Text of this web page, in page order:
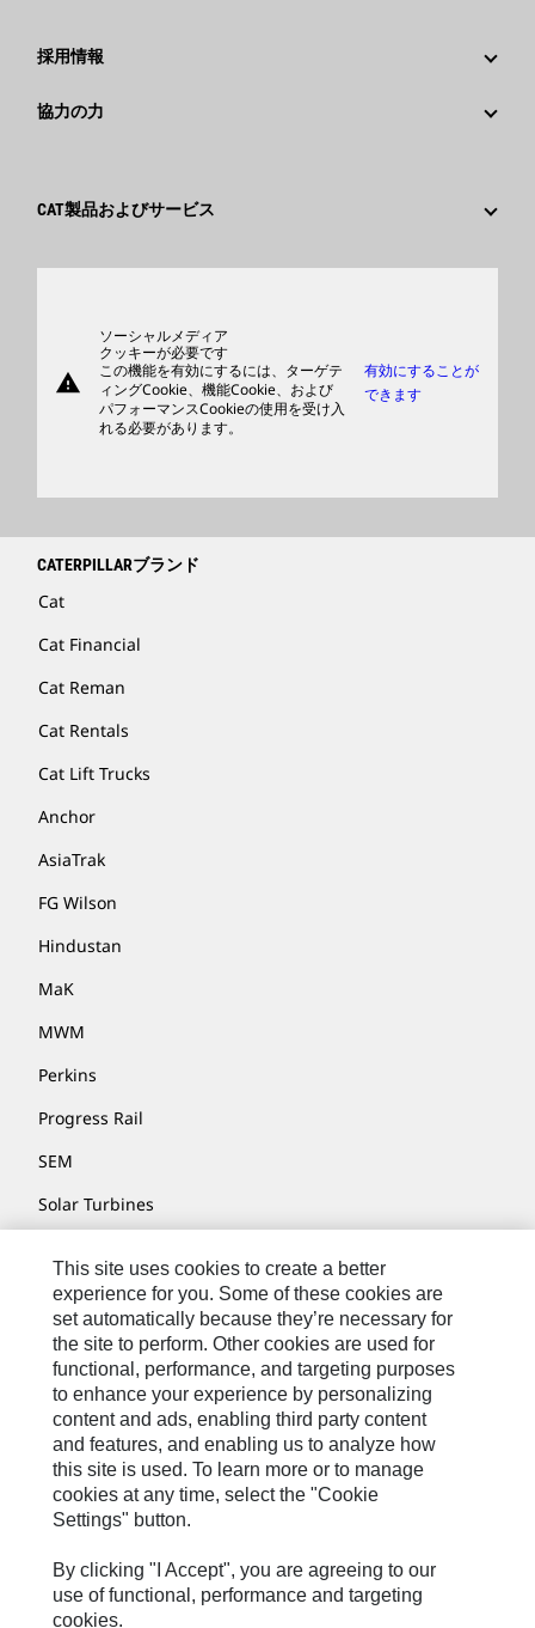
行動規範
イノベーション
メディア情報
採用情報
Caterpillar社を選ぶ理由
協力の力
サプライヤ
CAT製品およびサービス
サポート
商品
ディーラを検索する
warning
ソーシャルメディア
クッキーが必要です
この機能を有効にするには、ターゲテ
ィングCookie、機能Cookie、および
パフォーマンスCookieの使用を受け入
れる必要があります。
有効にすることが
できます
CATERPILLARブランド
Cat
Cat Financial
Cat Reman
Cat Rentals
Cat Lift Trucks
Anchor
AsiaTrak
FG Wilson
Hindustan
MaK
MWM
Perkins
Progress Rail
SEM
Solar Turbines
Turner Powertrain Systems
お問い合わせ先
サイト･マップ
Cookie Settings
リーガル
Cat.com
This site uses cookies to create a better
experience for you. Some of these cookies are
set automatically because they’re necessary for
the site to perform. Other cookies are used for
functional, performance, and targeting purposes
to enhance your experience by personalizing
content and ads, enabling third party content
and features, and enabling us to analyze how
this site is used. To learn more or to manage
cookies at any time, select the "Cookie
Settings" button.
By clicking "I Accept", you are agreeing to our
use of functional, performance and targeting
cookies.